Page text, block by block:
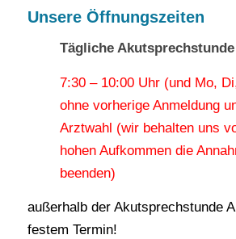
Unsere Öffnungszeiten
Tägliche Akutsprechstunde
7:30 – 10:00 Uhr (und Mo,
ohne vorherige Anmeldung
Arztwahl (wir behalten uns
hohen Aufkommen die
beenden)
außerhalb der Akutsprechstunde
festem Termin!